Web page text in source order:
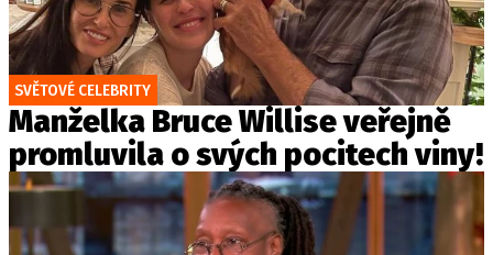
SVĚTOVÉ CELEBRITY
Manželka Bruce Willise veřejně
promluvila o svých pocitech viny!